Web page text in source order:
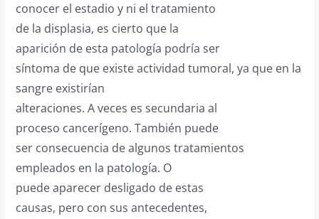
conocer el estadio y ni el tratamiento
de la displasia, es cierto que la
aparición de esta patología podría ser
síntoma de que existe actividad tumoral, ya que en la
sangre existirían
alteraciones. A veces es secundaria al
proceso cancerígeno. También puede
ser consecuencia de algunos tratamientos
empleados en la patología. O
puede aparecer desligado de estas
causas, pero con sus antecedentes,